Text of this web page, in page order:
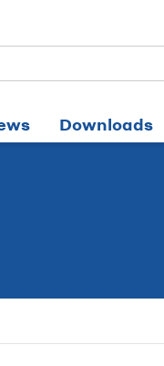
Downloads